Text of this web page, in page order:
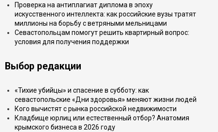
Проверка на антиплагиат диплома в эпоху
искусственного интеллекта: как российские вузы тратят
миллионы на борьбу с ветряными мельницами
Севастопольцам помогут решить квартирный вопрос:
условия для получения поддержки
Выбор редакции
«Тихие убийцы» и спасение в субботу: как
севастопольские «Дни здоровья» меняют жизни людей
Кого вычистят с рынка российской недвижимости
Кладбище юрлиц или естественный отбор? Анатомия
крымского бизнеса в 2026 году